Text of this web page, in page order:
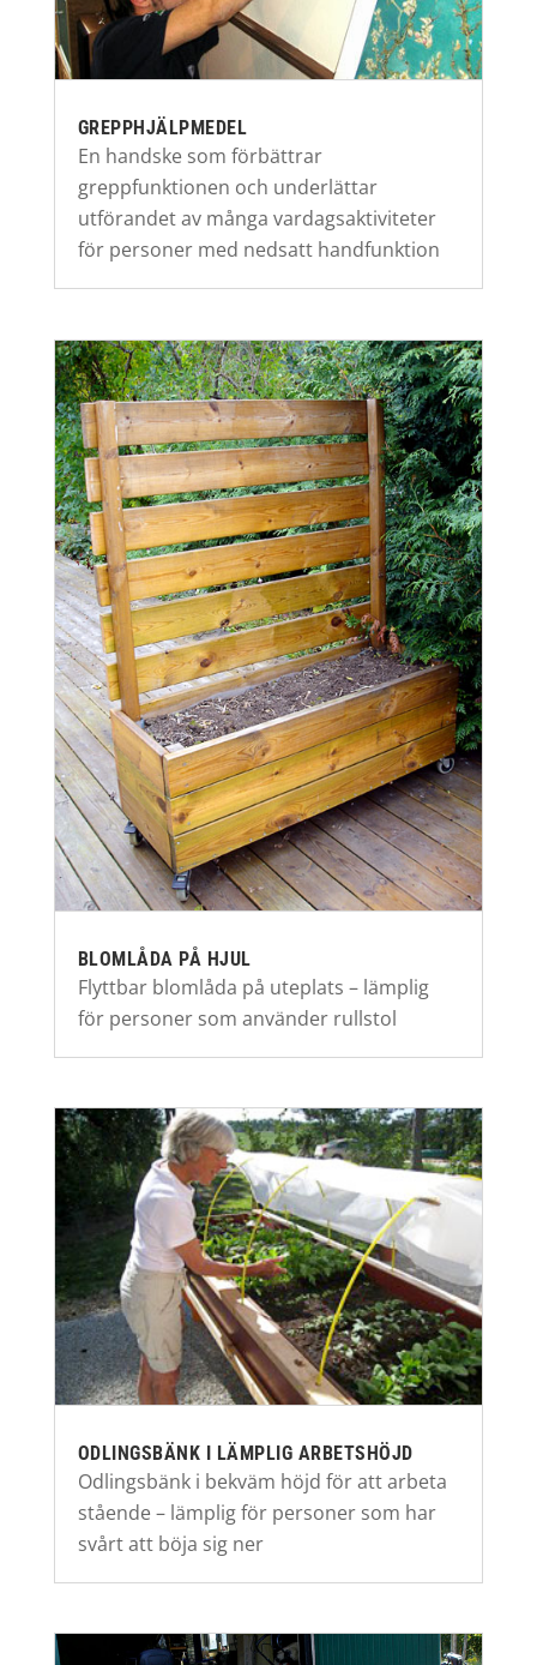
GREPPHJÄLPMEDEL
En handske som förbättrar
greppfunktionen och underlättar
utförandet av många vardagsaktiviteter
för personer med nedsatt handfunktion
BLOMLÅDA PÅ HJUL
Flyttbar blomlåda på uteplats – lämplig
för personer som använder rullstol
ODLINGSBÄNK I LÄMPLIG ARBETSHÖJD
Odlingsbänk i bekväm höjd för att arbeta
stående – lämplig för personer som har
svårt att böja sig ner